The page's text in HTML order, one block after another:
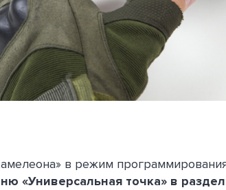
в режим
«Универсальная точка» в